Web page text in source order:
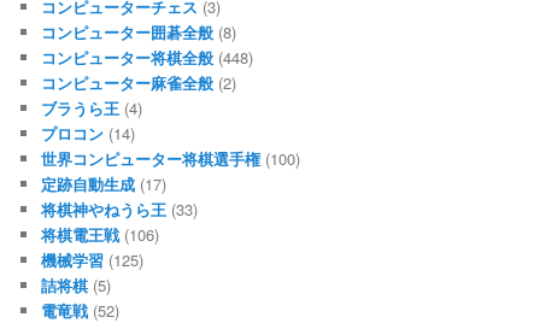
コンピューターチェス (3)
コンピューター囲碁全般 (8)
コンピューター将棋全般 (448)
コンピューター麻雀全般 (2)
ブラうら王 (4)
プロコン (14)
世界コンピューター将棋選手権(100)
定跡自動生成 (17)
将棋神やねうら王 (33)
将棋電王戦 (106)
機械学習 (125)
詰将棋 (5)
電竜戦 (52)